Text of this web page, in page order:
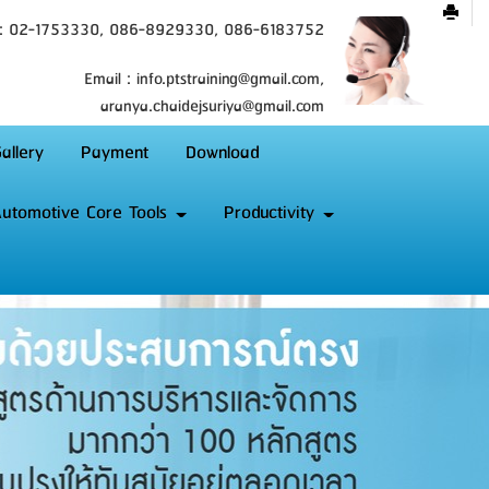
Payment
Download
Core Tools
Productivity
02-1753330, 086-8929330, 086-6183752
Email : info.ptstraining@gmail.com,
aranya.chaidejsuriya@gmail.com